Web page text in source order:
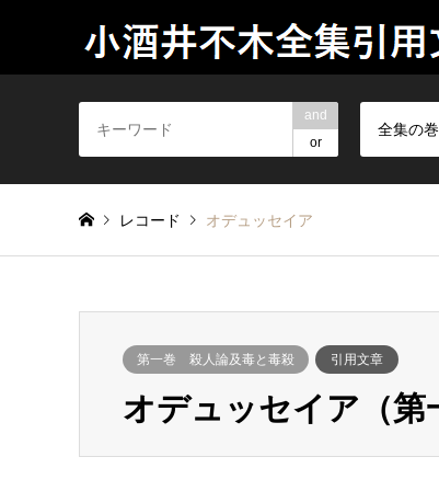
and
or
全集の
レコード オデュッセイア
第一巻 殺人論及毒と毒殺 引用文章
オデュッセイア（第